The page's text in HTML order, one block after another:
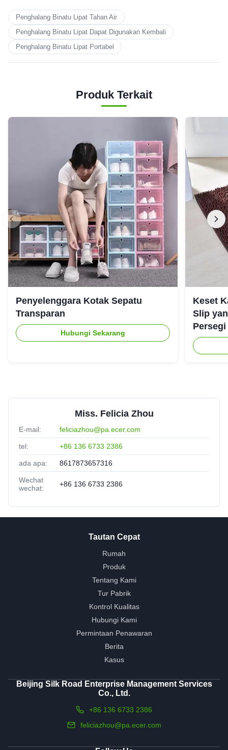
Penghalang Binatu Lipat Tahan Air
Penghalang Binatu Lipat Dapat Digunakan Kembali
Penghalang Binatu Lipat Portabel
Produk Terkait
Penyelenggara Kotak Sepatu
Transparan
Hubungi Sekarang
Keset
Slip
Miss. Felicia Zhou
E-mail: feliciazhou@pa.ecer.com
tel: +86 136 6733 2386
ada apa: 8617873657316
Wechat
wechat:
+86 136 6733 2386
Tautan Cepat
Rumah
Produk
Tentang Kami
Tur Pabrik
Kontrol Kualitas
Hubungi Kami
Permintaan Penawaran
Berita
Kasus
Beijing Silk Road Enterprise Management Services
Co., Ltd.
+86 136 6733 2386
feliciazhou@pa.ecer.com